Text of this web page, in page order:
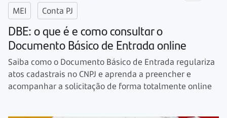
MEI Conta PJ
DBE: o que é e como consultar o
Documento Básico de Entrada online
Saiba como o Documento Básico de Entrada regulariza
atos cadastrais no CNPJ e aprenda a preencher e
acompanhar a solicitação de forma totalmente online